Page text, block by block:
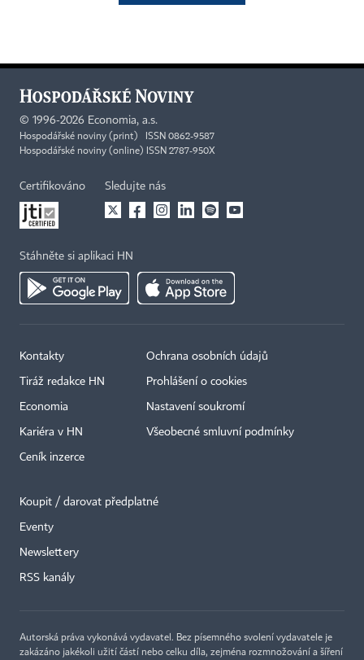
© 1996-2026 Economia, a.s.
Hospodářské noviny (print) ISSN 0862-9587
Hospodářské noviny (online) ISSN 2787-950X
Certifikováno Sledujte nás
Stáhněte si aplikaci HN
Kontakty
Tiráž redakce HN
Economia
Kariéra v HN
Ceník inzerce
Ochrana osobních údajů
Prohlášení o cookies
Nastavení soukromí
Všeobecné smluvní podmínky
Koupit / darovat předplatné
Eventy
Newslettery
RSS kanály
Autorská práva vykonává vydavatel. Bez písemného svolení vydavatele je
zakázáno jakékoli užití částí nebo celku díla, zejména rozmnožování a šíření